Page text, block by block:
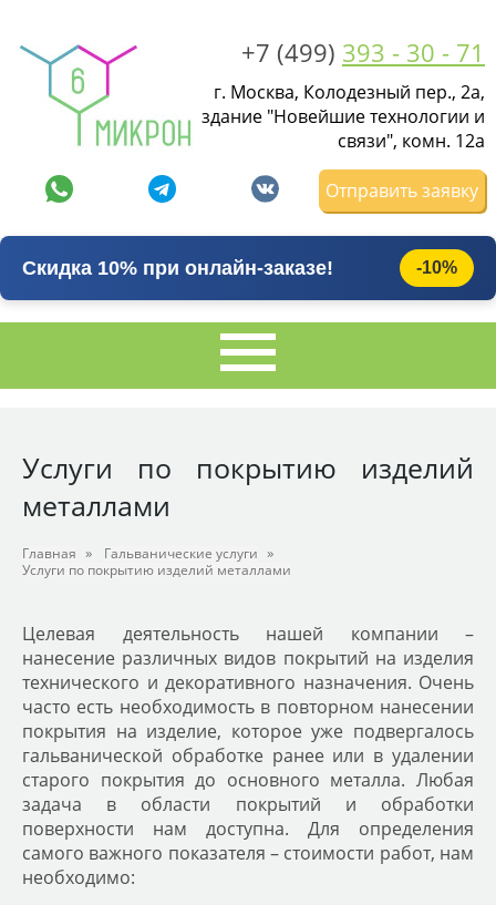
+7 (499) 393 - 30 - 71
г. Москва, Колодезный пер., 2а,
здание "Новейшие технологии и
связи", комн. 12а
Отправить заявку
Скидка 10% при онлайн-заказе! -10%
Услуги по покрытию изделий
металлами
Главная » Гальванические услуги »
Услуги по покрытию изделий металлами
Целевая деятельность нашей компании –
нанесение различных видов покрытий на изделия
технического и декоративного назначения. Очень
часто есть необходимость в повторном нанесении
покрытия на изделие, которое уже подвергалось
гальванической обработке ранее или в удалении
старого покрытия до основного металла. Любая
задача в области покрытий и обработки
поверхности нам доступна. Для определения
самого важного показателя – стоимости работ, нам
необходимо: